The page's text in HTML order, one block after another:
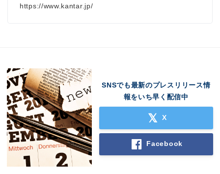
https://www.kantar.jp/
SNSでも最新のプレスリリース情
報をいち早く配信中
X
Facebook